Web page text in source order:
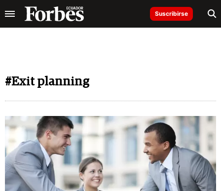
Suscribirse
#Exit planning